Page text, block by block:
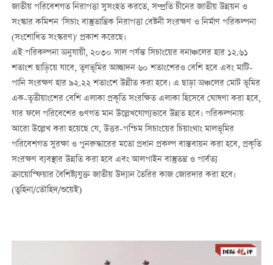
জাতীয় পরিবেশগত নিরাপত্তা সুসংহত করতে, সম্প্রতি চীনের জাতীয় উন্নয়ন ও
সংস্কার কমিশন 'সিচাং বাস্তুতান্ত্রিক নিরাপত্তা বেষ্টনী সংরক্ষণ ও নির্মাণ পরিকল্পনা
(সংশোধিত সংস্করণ)' প্রকাশ করেছে।
এই পরিকল্পনা অনুযায়ী, ২০৩০ সাল পর্যন্ত সিচাংয়ের বনাঞ্চলের হার ১২.৬১
শতাংশ ছাড়িয়ে যাবে, তৃণভূমির আচ্ছাদন ৬০ শতাংশেরও বেশি হবে এবং মাটি-
পানি সংরক্ষণ হার ৯২.২২ শতাংশে উন্নীত করা হবে। এ ছাড়া অঞ্চলের মোট ভূমির
এক-তৃতীয়াংশের বেশি এলাকা প্রকৃতি সংরক্ষিত এলাকা হিসেবে ঘোষণা করা হবে,
যার ফলে পরিবেশের গুণগত মান উল্লেখযোগ্যভাবে উন্নত হবে। পরিকল্পনায়
আরো উল্লেখ করা হয়েছে যে, উত্তর-পশ্চিম সিচাংয়ের চিয়াংথাং মালভূমির
পরিবেশগত সুরক্ষা ও পুনরুদ্ধারের মতো প্রধান প্রকল্প বাস্তবায়ন করা হবে, প্রকৃতি
সংরক্ষণ ব্যবস্থার উন্নতি করা হবে এবং আলপাইন বাস্তুতন্ত্র ও পার্বত্য
ক্রায়োস্ফিয়ার বৈশিষ্ট্যযুক্ত জাতীয় উদ্যান তৈরির কাজ জোরদার করা হবে।
(তুহিনা/তৌহিদ/শুয়েই)